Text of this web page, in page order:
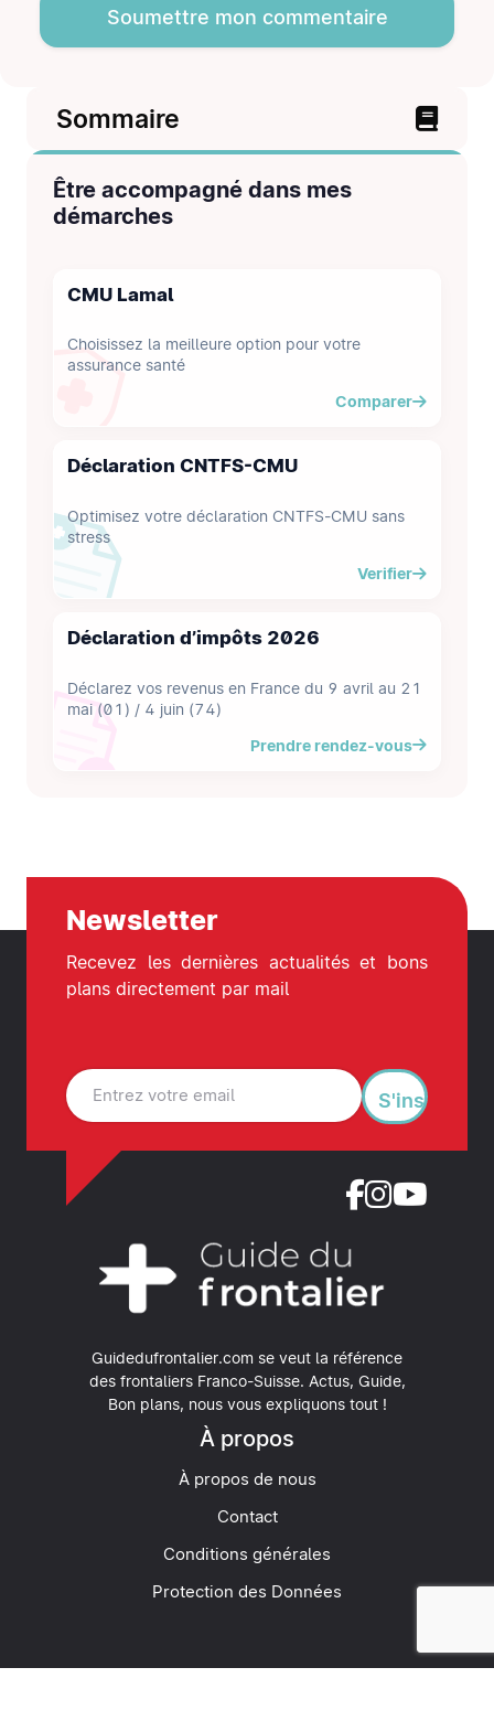
Soumettre mon commentaire
Sommaire
Être accompagné dans mes
démarches
CMU Lamal
Choisissez la meilleure option pour votre
assurance santé
Comparer
Déclaration CNTFS-CMU
Optimisez votre déclaration CNTFS-CMU sans
stress
Verifier
Déclaration d’impôts 2026
Déclarez vos revenus en France du 9 avril au 21
mai (01) / 4 juin (74)
Prendre rendez-vous
Guidedufrontalier.com se veut la référence
des frontaliers Franco-Suisse. Actus, Guide,
Bon plans, nous vous expliquons tout !
À propos
À propos de nous
Contact
Conditions générales
Protection des Données
Newsletter
Recevez les dernières actualités et bons
plans directement par mail
S'inscrire